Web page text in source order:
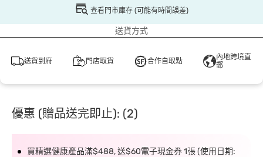
查看門市庫存 (可能有時間誤差)
送貨方式
送貨到府 門店取貨 合作自取點
內地跨境直
郵
優惠 (贈品送完即止): (2)
買精選健康產品滿$488, 送$60電子現金券 1張 (使用日期: